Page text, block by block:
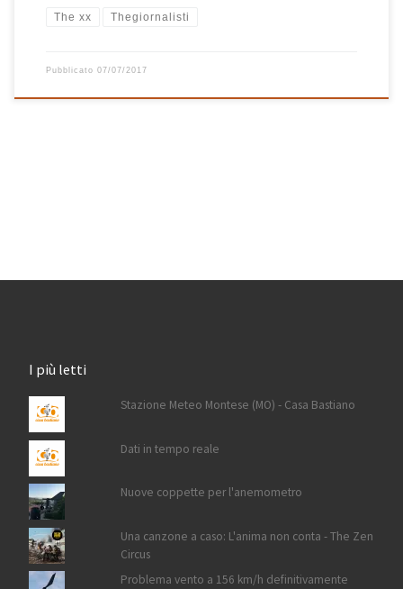
The xx Thegiornalisti
Pubblicato 07/07/2017
I più letti
Stazione Meteo Montese (MO) - Casa Bastiano
Dati in tempo reale
Nuove coppette per l'anemometro
Una canzone a caso: L'anima non conta - The Zen
Circus
Problema vento a 156 km/h definitivamente